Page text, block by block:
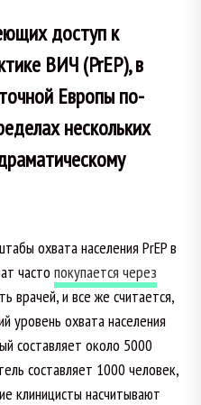
доступ к
ВИЧ (PrEP), в
Европы по-
нескольких
охвата населения PrEP в
часто покупается через
врачей, и все же считается,
уровень охвата населения
составляет около 5000
составляет 1000 человек,
клиницисты насчитывают